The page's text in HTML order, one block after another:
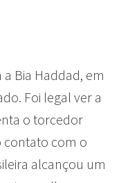
Bia Haddad, em
Foi legal ver a
o torcedor
contato com o
alcançou um